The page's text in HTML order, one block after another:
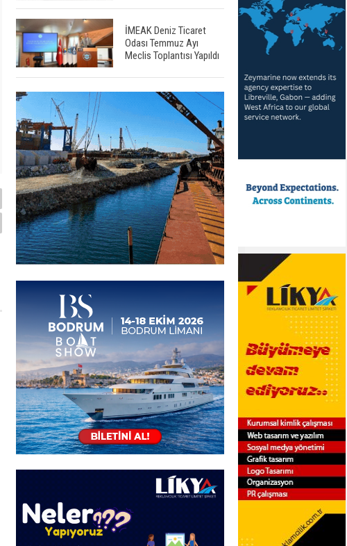
İMEAK Deniz Ticaret
Odası Temmuz Ayı
Meclis Toplantısı Yapıldı